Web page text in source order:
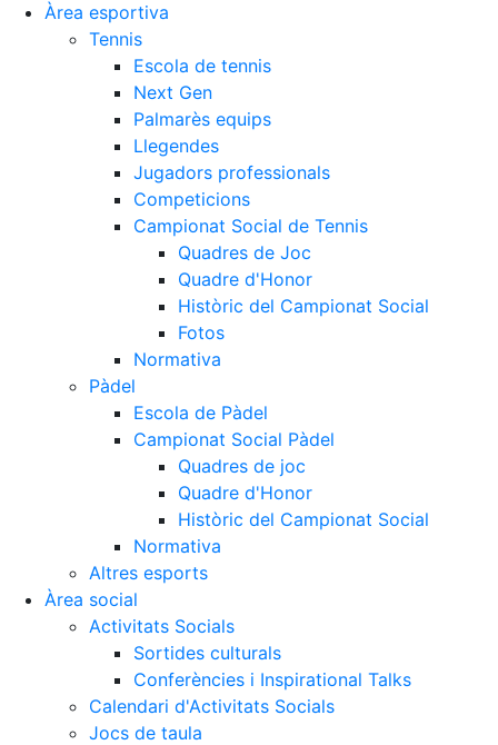
Àrea esportiva
Tennis
Escola de tennis
Next Gen
Palmarès equips
Llegendes
Jugadors professionals
Competicions
Campionat Social de Tennis
Quadres de Joc
Quadre d'Honor
Històric del Campionat Social
Fotos
Normativa
Pàdel
Escola de Pàdel
Campionat Social Pàdel
Quadres de joc
Quadre d'Honor
Històric del Campionat Social
Normativa
Altres esports
Àrea social
Activitats Socials
Sortides culturals
Conferències i Inspirational Talks
Calendari d'Activitats Socials
Jocs de taula